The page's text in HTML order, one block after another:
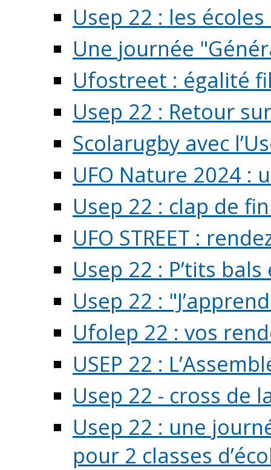
Usep 22 : les
Une journée
Ufostreet : égalité
Usep 22 : Retour
Scolarugby avec
UFO Nature 2024 :
Usep 22 : clap de
UFO STREET :
Usep 22 : P’tits
Usep 22 :
Ufolep 22 : vos
USEP 22 :
Usep 22 - cross de
Usep 22 : une
pour 2 classes